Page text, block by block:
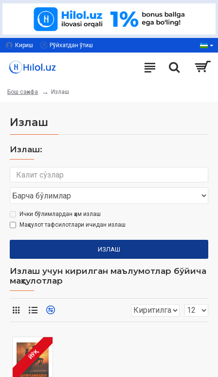
Кириш Рўйхатдан ўтиш
Бош саҳифа Излаш
Излаш
Излаш:
Ички бўлимлардан ҳам излаш
Маҳсулот тафсилотлари ичидан излаш
ИЗЛАШ
Излаш учун кирилган маълумотлар бўйича
маҳсулотлар
ЙЎҚ